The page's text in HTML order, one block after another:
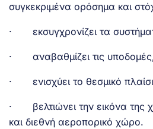
συγκεκριμένα ορόσημα και
· εκσυγχρονίζει τα
· αναβαθμίζει τις
· ενισχύει το θεσμικό
· βελτιώνει την εικόνα της
και διεθνή αεροπορικό χώρο.